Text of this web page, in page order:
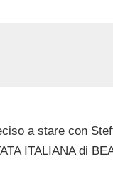
a stare con
ITALIANA di